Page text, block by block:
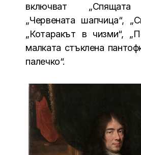
включват „Спящата
„Червената шапчица“,
„Котаракът в чизми“,
малката стъклена
палечко“.